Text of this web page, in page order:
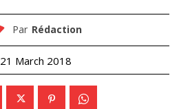
Par Rédaction
21 March 2018